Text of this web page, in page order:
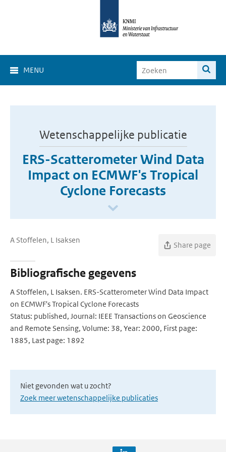
MENU
Wetenschappelijke publicatie
ERS-Scatterometer Wind Data
Impact on ECMWF's Tropical
Cyclone Forecasts
A Stoffelen, L Isaksen
Share page
Bibliografische gegevens
A Stoffelen, L Isaksen. ERS-Scatterometer Wind Data Impact
on ECMWF's Tropical Cyclone Forecasts
Status: published, Journal: IEEE Transactions on Geoscience
and Remote Sensing, Volume: 38, Year: 2000, First page:
1885, Last page: 1892
Niet gevonden wat u zocht?
Zoek meer wetenschappelijke publicaties